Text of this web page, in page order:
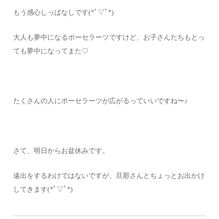
もう感心しっぱなしです(*ﾟ▽ﾟ*)
大人も夢中になるポーセラーツですけど、お子さんたちもとっ
ても夢中になってまた♡
たくさんの人にポーセラーツが広がるっていいですね〜♪
さて、明日からお盆休みです。
遠出をするわけではないですが、旦那さんとちょっとお出かけ
してきます(*ﾟ▽ﾟ*)